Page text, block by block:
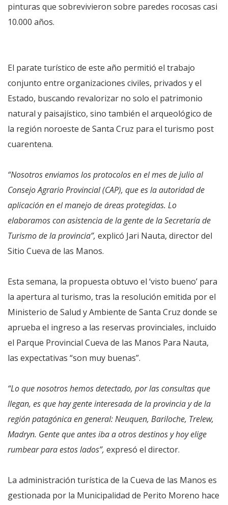
pinturas que sobrevivieron sobre paredes rocosas casi
10.000 años.
El parate turístico de este año permitió el trabajo
conjunto entre organizaciones civiles, privados y el
Estado, buscando revalorizar no solo el patrimonio
natural y paisajístico, sino también el arqueológico de
la región noroeste de Santa Cruz para el turismo post
cuarentena.
“Nosotros enviamos los protocolos en el mes de julio al
Consejo Agrario Provincial (CAP), que es la autoridad de
aplicación en el manejo de áreas protegidas. Lo
elaboramos con asistencia de la gente de la Secretaría de
Turismo de la provincia”, explicó Jari Nauta, director del
Sitio Cueva de las Manos.
Esta semana, la propuesta obtuvo el ‘visto bueno’ para
la apertura al turismo, tras la resolución emitida por el
Ministerio de Salud y Ambiente de Santa Cruz donde se
aprueba el ingreso a las reservas provinciales, incluido
el Parque Provincial Cueva de las Manos Para Nauta,
las expectativas “son muy buenas”.
“Lo que nosotros hemos detectado, por las consultas que
llegan, es que hay gente interesada de la provincia y de la
región patagónica en general: Neuquen, Bariloche, Trelew,
Madryn. Gente que antes iba a otros destinos y hoy elige
rumbear para estos lados”, expresó el director.
La administración turística de la Cueva de las Manos es
gestionada por la Municipalidad de Perito Moreno hace